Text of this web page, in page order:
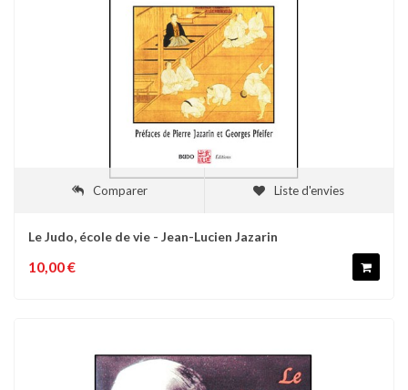
Comparer Liste d'envies
Le Judo, école de vie - Jean-Lucien Jazarin
10,00 €